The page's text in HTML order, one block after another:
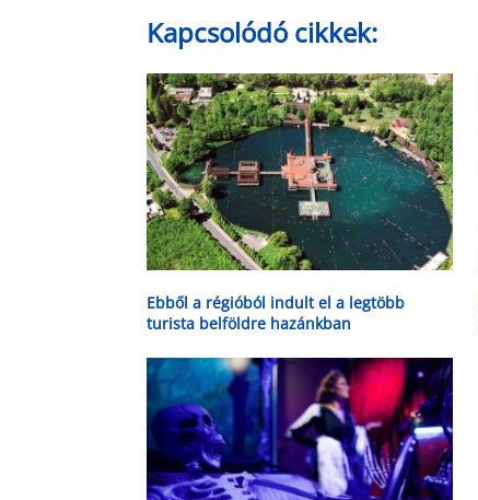
Kapcsolódó cikkek:
Ebből a régióból indult el a legtöbb
turista belföldre hazánkban